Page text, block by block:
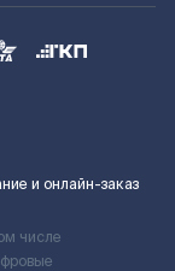
и онлайн-заказ
числе